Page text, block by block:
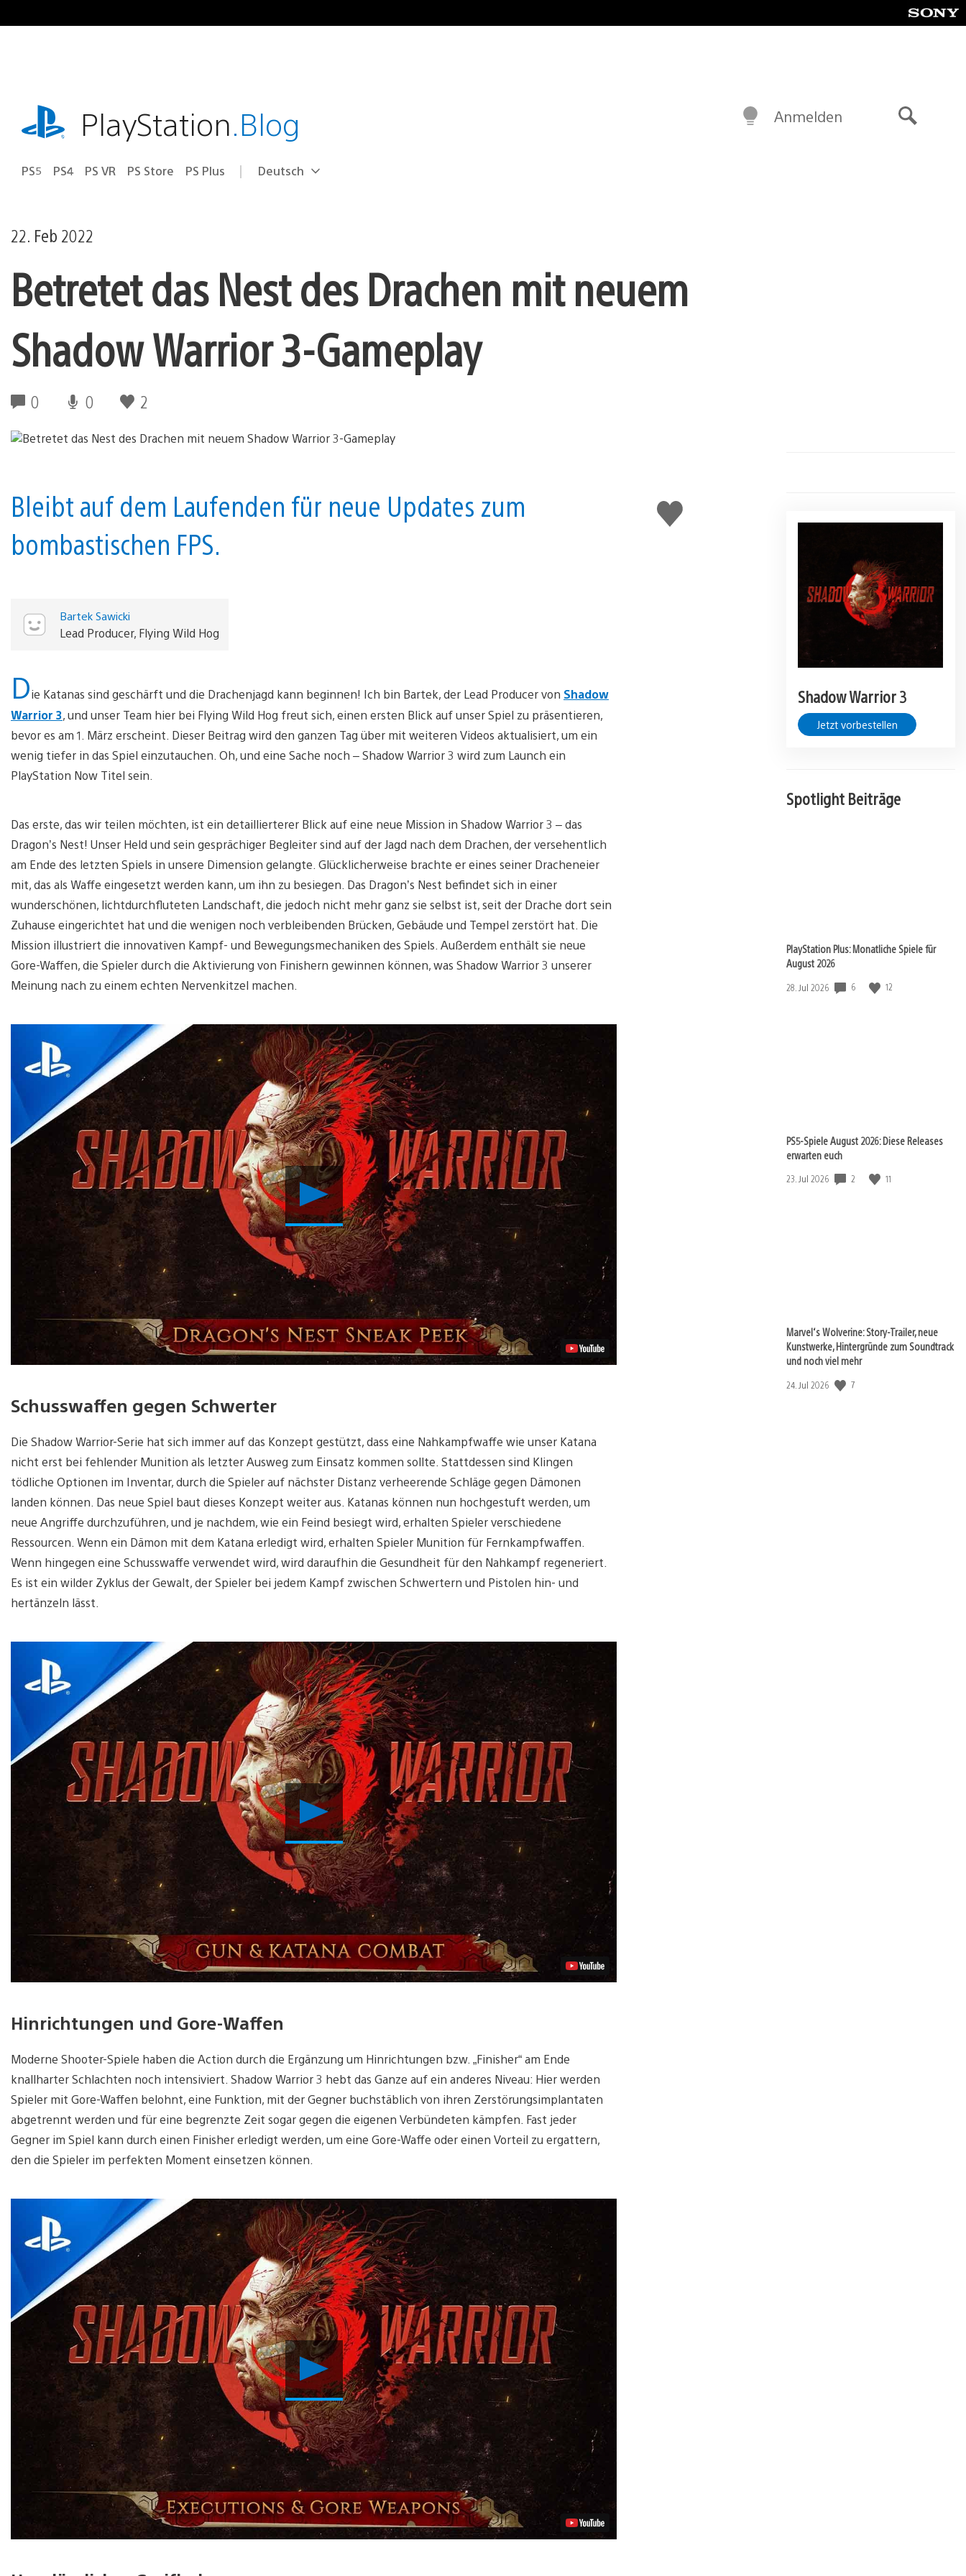
Inhalt
playstation.comPlayStation.Blog
PS5 PS4 PS VR PS Store PS Plus Select
Aktuelle
Deutsch
Anmelden
22. Feb 2022
Betretet das Nest des Drachen mit neuem
Shadow Warrior 3-Gameplay
0 0 2
Gefällt
mir
Bleibt auf dem Laufenden für neue Updates zum
bombastischen FPS.
Bartek Sawicki
Lead Producer, Flying Wild Hog
Die Katanas sind geschärft und die Drachenjagd kann beginnen! Ich bin Bartek, der Lead Producer von Shadow
Warrior 3, und unser Team hier bei Flying Wild Hog freut sich, einen ersten Blick auf unser Spiel zu präsentieren,
bevor es am 1. März erscheint. Dieser Beitrag wird den ganzen Tag über mit weiteren Videos aktualisiert, um ein
wenig tiefer in das Spiel einzutauchen. Oh, und eine Sache noch – Shadow Warrior 3 wird zum Launch ein
PlayStation Now Titel sein.
Das erste, das wir teilen möchten, ist ein detaillierterer Blick auf eine neue Mission in Shadow Warrior 3 – das
Dragon’s Nest! Unser Held und sein gesprächiger Begleiter sind auf der Jagd nach dem Drachen, der versehentlich
am Ende des letzten Spiels in unsere Dimension gelangte. Glücklicherweise brachte er eines seiner Dracheneier
mit, das als Waffe eingesetzt werden kann, um ihn zu besiegen. Das Dragon’s Nest befindet sich in einer
wunderschönen, lichtdurchfluteten Landschaft, die jedoch nicht mehr ganz sie selbst ist, seit der Drache dort sein
Zuhause eingerichtet hat und die wenigen noch verbleibenden Brücken, Gebäude und Tempel zerstört hat. Die
Mission illustriert die innovativen Kampf- und Bewegungsmechaniken des Spiels. Außerdem enthält sie neue
Gore-Waffen, die Spieler durch die Aktivierung von Finishern gewinnen können, was Shadow Warrior 3 unserer
Meinung nach zu einem echten Nervenkitzel machen.
Video
abspielen
Schusswaffen gegen Schwerter
Die Shadow Warrior-Serie hat sich immer auf das Konzept gestützt, dass eine Nahkampfwaffe wie unser Katana
nicht erst bei fehlender Munition als letzter Ausweg zum Einsatz kommen sollte. Stattdessen sind Klingen
tödliche Optionen im Inventar, durch die Spieler auf nächster Distanz verheerende Schläge gegen Dämonen
landen können. Das neue Spiel baut dieses Konzept weiter aus. Katanas können nun hochgestuft werden, um
neue Angriffe durchzuführen, und je nachdem, wie ein Feind besiegt wird, erhalten Spieler verschiedene
Ressourcen. Wenn ein Dämon mit dem Katana erledigt wird, erhalten Spieler Munition für Fernkampfwaffen.
Wenn hingegen eine Schusswaffe verwendet wird, wird daraufhin die Gesundheit für den Nahkampf regeneriert.
Es ist ein wilder Zyklus der Gewalt, der Spieler bei jedem Kampf zwischen Schwertern und Pistolen hin- und
hertänzeln lässt.
Video
abspielen
Hinrichtungen und Gore-Waffen
Moderne Shooter-Spiele haben die Action durch die Ergänzung um Hinrichtungen bzw. „Finisher“ am Ende
knallharter Schlachten noch intensiviert. Shadow Warrior 3 hebt das Ganze auf ein anderes Niveau: Hier werden
Spieler mit Gore-Waffen belohnt, eine Funktion, mit der Gegner buchstäblich von ihren Zerstörungsimplantaten
abgetrennt werden und für eine begrenzte Zeit sogar gegen die eigenen Verbündeten kämpfen. Fast jeder
Gegner im Spiel kann durch einen Finisher erledigt werden, um eine Gore-Waffe oder einen Vorteil zu ergattern,
den die Spieler im perfekten Moment einsetzen können.
Video
abspielen
Shadow Warrior 3
Jetzt vorbestellen
Spotlight Beiträge
PlayStation Plus: Monatliche Spiele für
August 2026
Veröffentlichungsdatum:
28. Jul 2026 6 12
PS5-Spiele August 2026: Diese Releases
erwarten euch
Veröffentlichungsdatum:
23. Jul 2026 2 11
Marvel‘s Wolverine: Story-Trailer, neue
Kunstwerke, Hintergründe zum Soundtrack
und noch viel mehr
Veröffentlichungsdatum:
24. Jul 2026 7